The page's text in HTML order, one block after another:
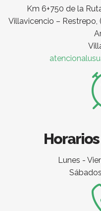
Km 6+750 de la
Villavicencio –
Lunes -